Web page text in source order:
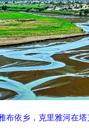
布依乡，克里雅河在